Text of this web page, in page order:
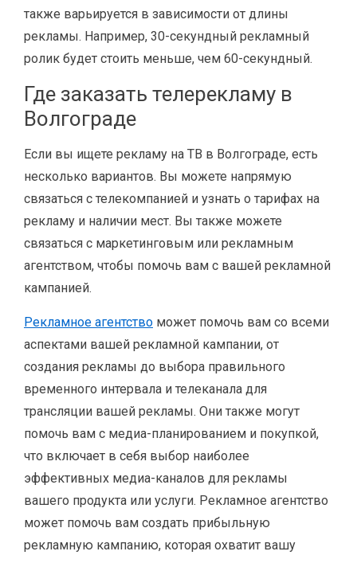
также варьируется в зависимости от длины
рекламы. Например, 30-секундный рекламный
ролик будет стоить меньше, чем 60-секундный.
Где заказать телерекламу в
Волгограде
Если вы ищете рекламу на ТВ в Волгограде, есть
несколько вариантов. Вы можете напрямую
связаться с телекомпанией и узнать о тарифах на
рекламу и наличии мест. Вы также можете
связаться с маркетинговым или рекламным
агентством, чтобы помочь вам с вашей рекламной
кампанией.
Рекламное агентство может помочь вам со всеми
аспектами вашей рекламной кампании, от
создания рекламы до выбора правильного
временного интервала и телеканала для
трансляции вашей рекламы. Они также могут
помочь вам с медиа-планированием и покупкой,
что включает в себя выбор наиболее
эффективных медиа-каналов для рекламы
вашего продукта или услуги. Рекламное агентство
может помочь вам создать прибыльную
рекламную кампанию, которая охватит вашу